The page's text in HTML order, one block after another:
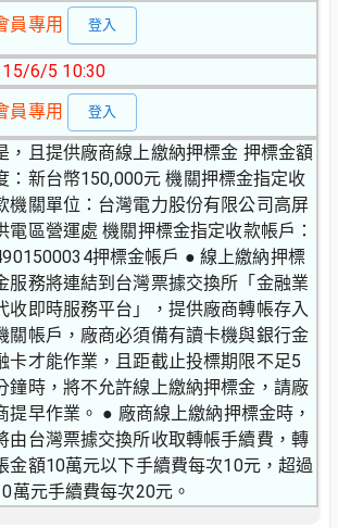
員專用 登入
6/5 10:30
員專用 登入
，且提供廠商線上繳納押標金 押標金額
：新台幣150,000元 機關押標金指定收
機關單位：台灣電力股份有限公司高屏
電區營運處 機關押標金指定收款帳戶：
押標金帳戶 ● 線上繳納押標
服務將連結到台灣票據交換所「金融業
收即時服務平台」，提供廠商轉帳存入
關帳戶，廠商必須備有讀卡機與銀行金
卡才能作業，且距截止投標期限不足5
鐘時，將不允許線上繳納押標金，請廠
提早作業。 ● 廠商線上繳納押標金時，
由台灣票據交換所收取轉帳手續費，轉
金額10萬元以下手續費每次10元，超過
萬元手續費每次20元。